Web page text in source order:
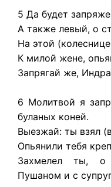
5 Да будет
А также левый, о
На этой
К милой жене,
Запрягай же,
6 Молитвой я
буланых коней.
Выезжай: ты взял
Опьянили тебя
Захмелел ты, о
Пушаном и с